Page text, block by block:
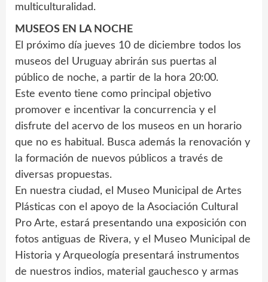
multiculturalidad.
MUSEOS EN LA NOCHE
El próximo día jueves 10 de diciembre todos los
museos del Uruguay abrirán sus puertas al
público de noche, a partir de la hora 20:00.
Este evento tiene como principal objetivo
promover e incentivar la concurrencia y el
disfrute del acervo de los museos en un horario
que no es habitual. Busca además la renovación y
la formación de nuevos públicos a través de
diversas propuestas.
En nuestra ciudad, el Museo Municipal de Artes
Plásticas con el apoyo de la Asociación Cultural
Pro Arte, estará presentando una exposición con
fotos antiguas de Rivera, y el Museo Municipal de
Historia y Arqueología presentará instrumentos
de nuestros indios, material gauchesco y armas